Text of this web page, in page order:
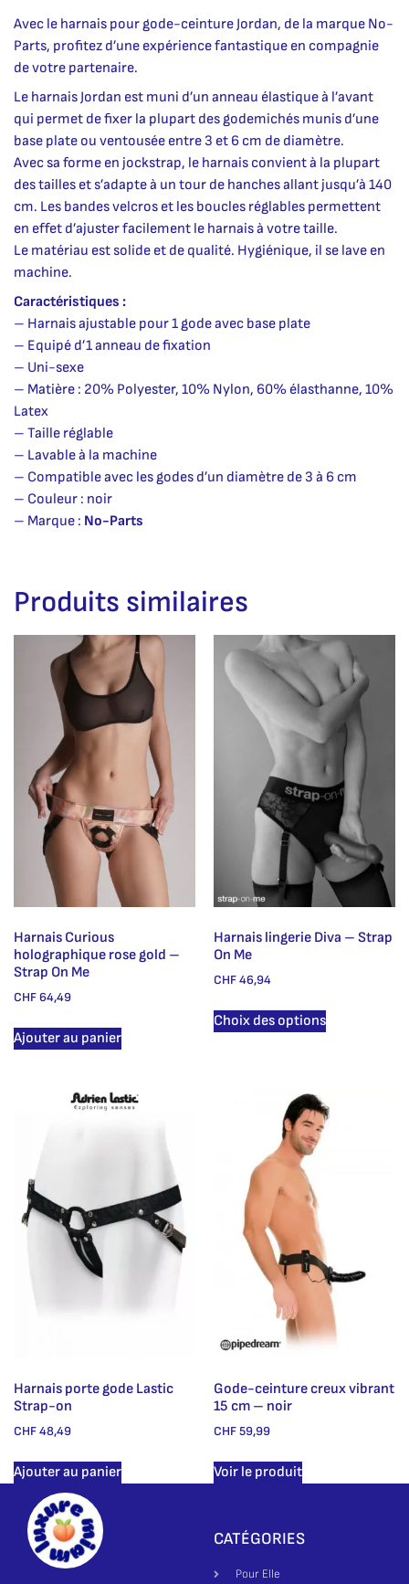
Avec le harnais pour gode-ceinture Jordan, de la marque No-
Parts, profitez d’une expérience fantastique en compagnie
de votre partenaire.
Le harnais Jordan est muni d’un anneau élastique à l’avant
qui permet de fixer la plupart des godemichés munis d’une
base plate ou ventousée entre 3 et 6 cm de diamètre.
Avec sa forme en jockstrap, le harnais convient à la plupart
des tailles et s’adapte à un tour de hanches allant jusqu’à 140
cm. Les bandes velcros et les boucles réglables permettent
en effet d’ajuster facilement le harnais à votre taille.
Le matériau est solide et de qualité. Hygiénique, il se lave en
machine.
Caractéristiques :
– Harnais ajustable pour 1 gode avec base plate
– Equipé d’1 anneau de fixation
– Uni-sexe
– Matière : 20% Polyester, 10% Nylon, 60% élasthanne, 10%
Latex
– Taille réglable
– Lavable à la machine
– Compatible avec les godes d’un diamètre de 3 à 6 cm
– Couleur : noir
– Marque : No-Parts
Produits similaires
Harnais Curious
holographique rose gold –
Strap On Me
CHF64,49
Ajouter au panier
Harnais lingerie Diva – Strap
On Me
CHF46,94
Choix des options
Harnais porte gode Lastic
Strap-on
CHF48,49
Ajouter au panier
Gode-ceinture creux vibrant
15 cm – noir
CHF59,99
Voir le produit
CATÉGORIES
Pour Elle